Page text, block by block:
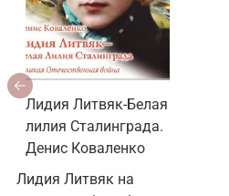
Лидия Литвяк-Белая
лилия Сталинграда.
Денис Коваленко
Лидия Литвяк на